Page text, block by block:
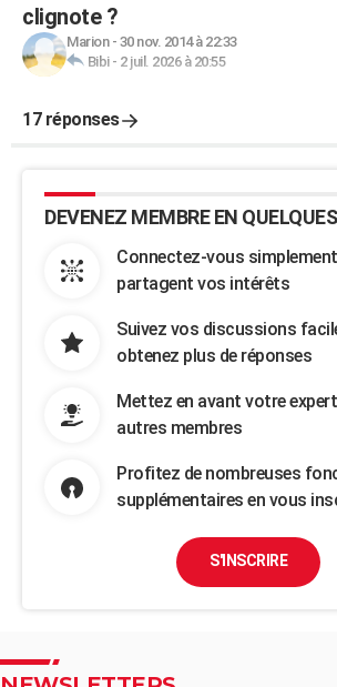
clignote ?
Marion- 30 nov. 2014 à 22:33
Bibi- 2 juil. 2026 à 20:55
17 réponses
DEVENEZ MEMBRE EN
Connectez-vous
partagent vos intérêts
Suivez vos discussions
obtenez plus de réponses
Mettez en avant votre
autres membres
Profitez de nombreuses
supplémentaires en vous
S'INSCRIRE